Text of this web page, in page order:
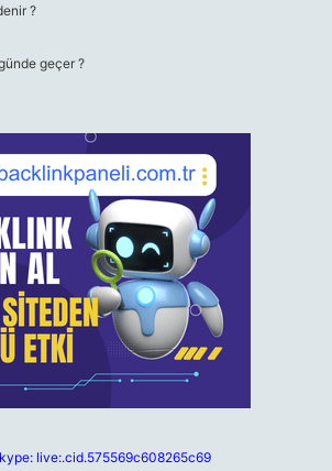
?
geçer ?
live:.cid.575569c608265c69